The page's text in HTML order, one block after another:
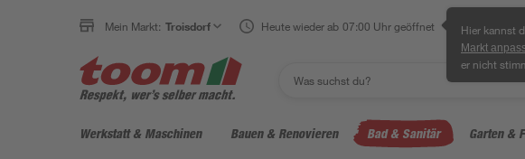
Mein Markt: Troisdorf Heute wieder ab 07:00 Uhr geöffnet Hier kannst
Markt
er nicht
Werkstatt & Maschinen Bauen & Renovieren Bad & Sanitär Garten &